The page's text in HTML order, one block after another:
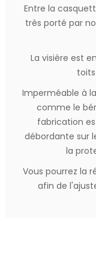
Entre la
très porté par
La visière est
Imperméable à
comme le
fabrication
débordante sur
la
Vous pourrez la
afin de